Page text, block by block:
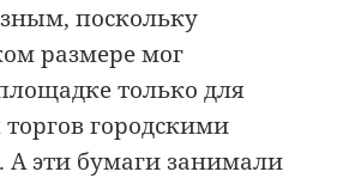
поскольку
размере мог
только для
городскими
А эти бумаги занимали